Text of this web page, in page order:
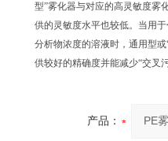
型”雾化器与对应的高灵敏度雾
供的灵敏度水平也较低。当用
分析物浓度的溶液时，通用型
供较好的精确度并能减少“交叉
产品：